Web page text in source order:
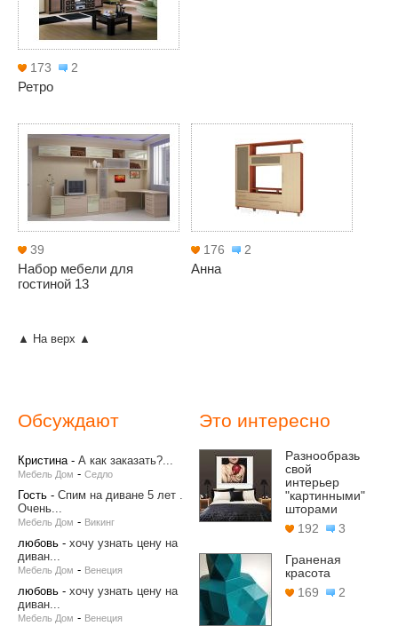
173 2
Ретро
39
Набор мебели для
гостиной 13
176 2
Анна
▲ На верх ▲
Обсуждают
Кристина- А как заказать?...
Мебель Дом - Седло
Гость - Спим на диване 5 лет .
Очень...
Мебель Дом - Викинг
любовь - хочу узнать цену на
диван...
Мебель Дом - Венеция
любовь - хочу узнать цену на
диван...
Мебель Дом - Венеция
Это интересно
Разнообразь
свой
интерьер
"картинными"
шторами
192
3
Граненая
красота
169
2